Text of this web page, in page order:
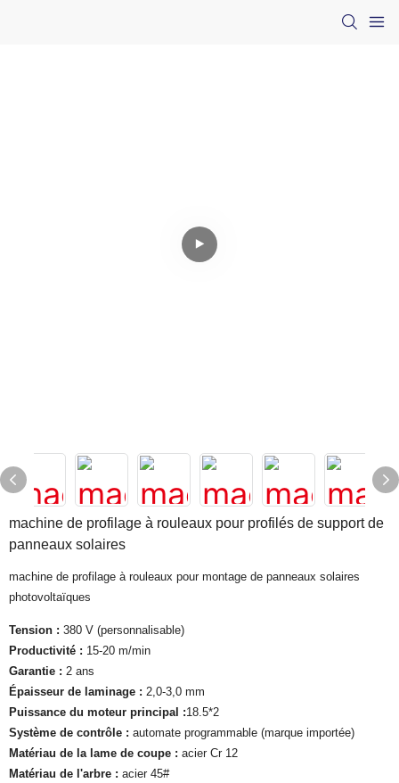
machine de profilage à rouleaux pour profilés de support de
panneaux solaires
machine de profilage à rouleaux pour montage de panneaux solaires
photovoltaïques
Tension : 380 V (personnalisable)
Productivité : 15-20 m/min
Garantie : 2 ans
Épaisseur de laminage : 2,0-3,0 mm
Puissance du moteur principal :18.5*2
Système de contrôle : automate programmable (marque importée)
Matériau de la lame de coupe : acier Cr 12
Matériau de l'arbre : acier 45#